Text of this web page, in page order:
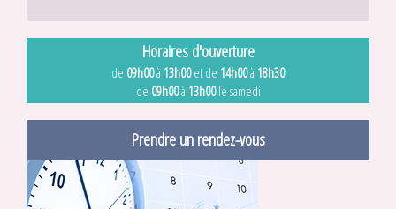
Horaires d'ouverture
de 09h00à 13h00et de 14h00à 18h30
de 09h00à 13h00le samedi
Prendre un rendez-vous